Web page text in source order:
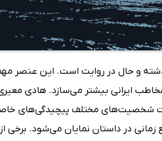
و حال در روایت است. این عنصر
ایرانی بیشتر می‌سازد. هادی
شخصیت‌های مختلف پیچیدگی‌های
زمانی در داستان‌ نمایان می‌شود.